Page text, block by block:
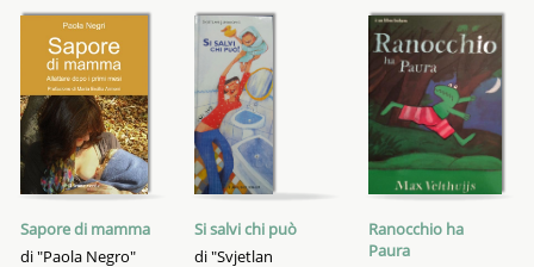
Sapore di mamma
di "Paola Negro"
Si salvi chi può
di "Svjetlan
Ranocchio ha
Paura